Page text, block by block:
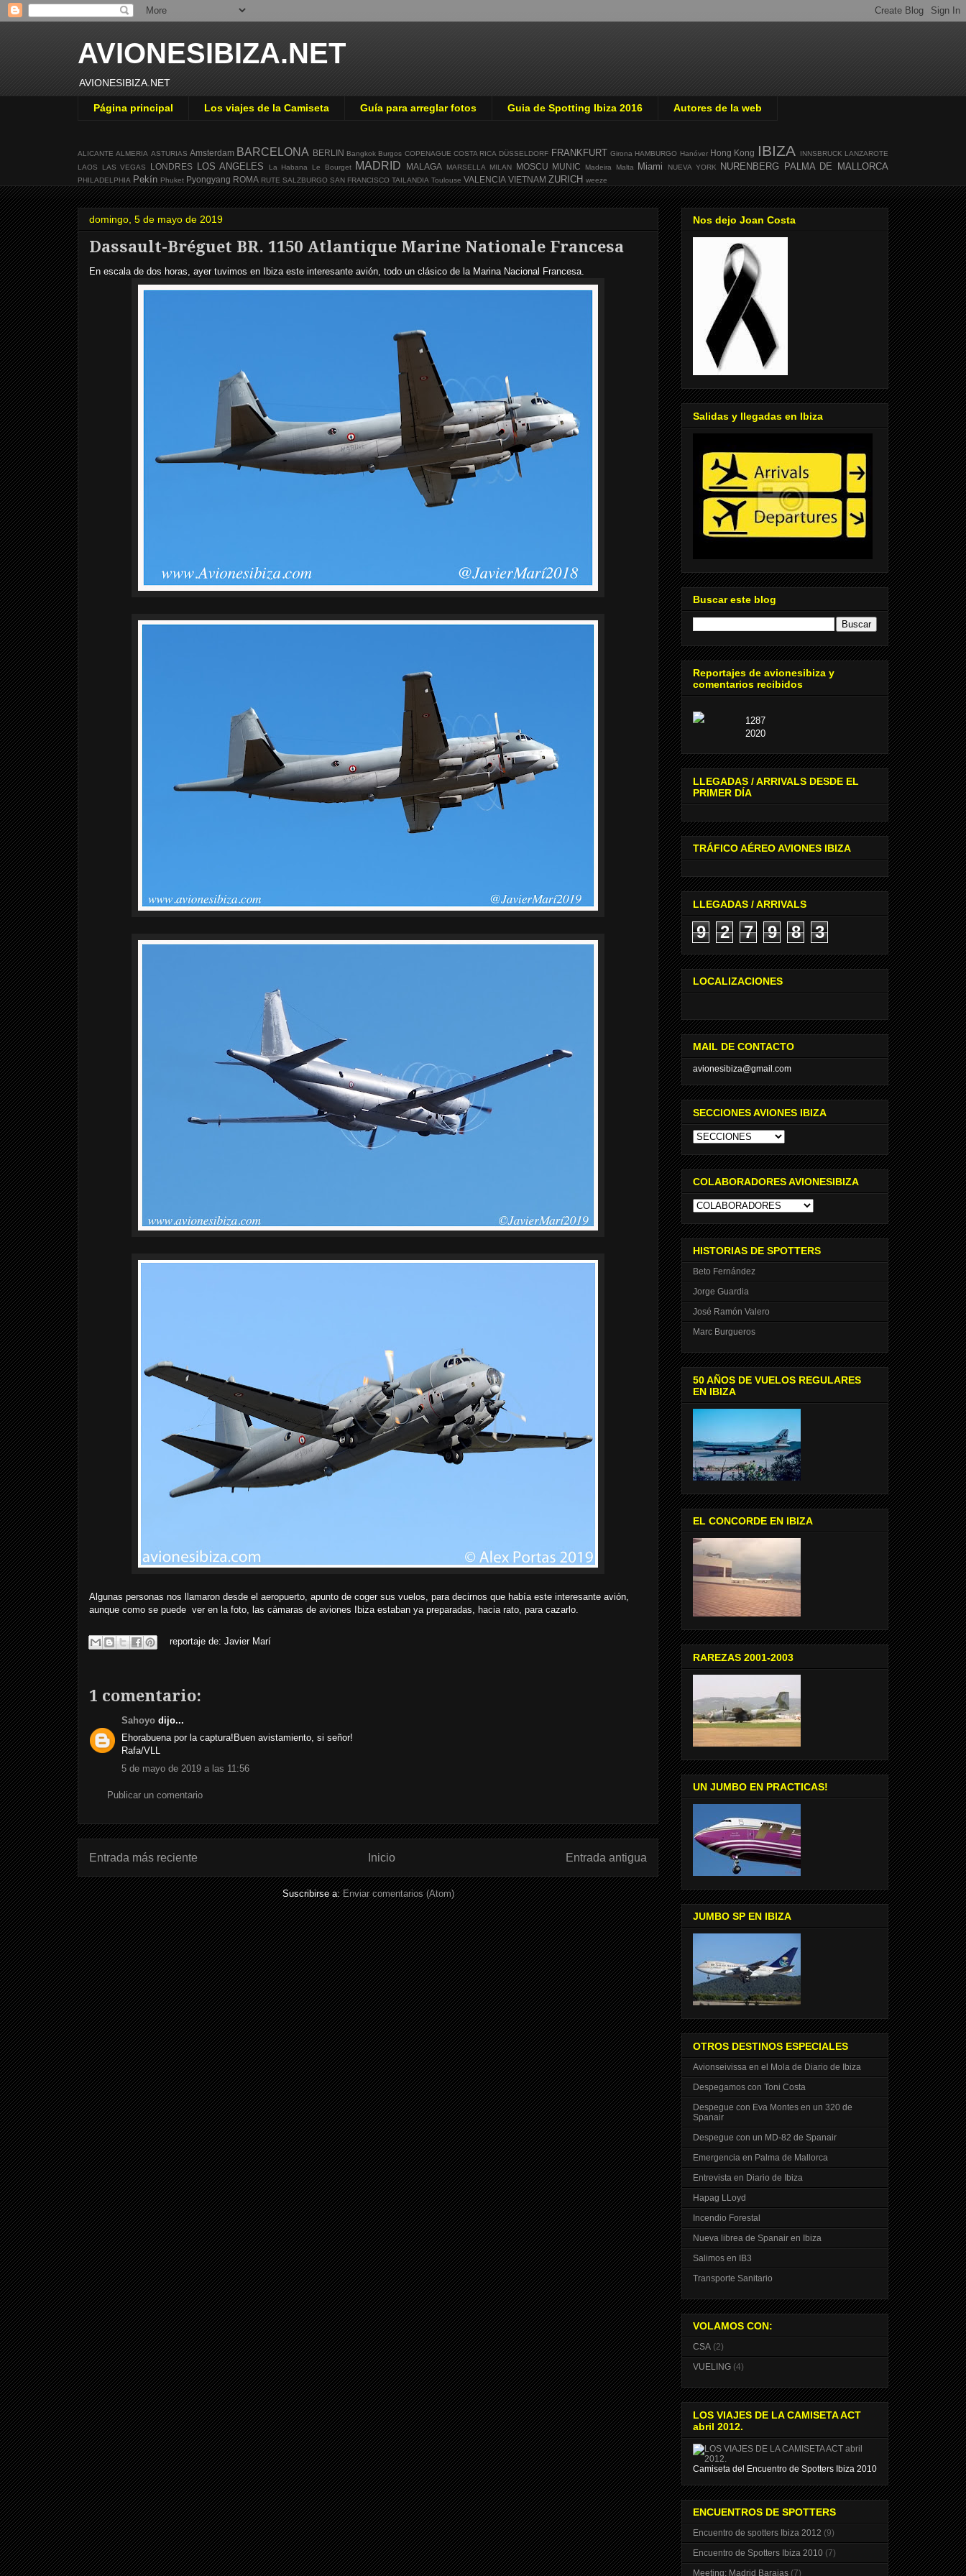
AVIONESIBIZA.NET
AVIONESIBIZA.NET
Página principal Los viajes de la Camiseta Guía para arreglar fotos Guia de Spotting Ibiza 2016 Autores de la web
ALICANTE ALMERIA ASTURIAS Amsterdam BARCELONA BERLIN Bangkok Burgos COPENAGUE COSTA RICA DÜSSELDORF FRANKFURT Girona HAMBURGO Hanóver Hong Kong IBIZA INNSBRUCK LANZAROTE
LAOS
LAS VEGAS LONDRES LOS ANGELES La Habana Le Bourget MADRID MALAGA MARSELLA MILAN MOSCU MUNIC Madeira Malta Miami NUEVA YORK NURENBERG PALMA DE MALLORCA
PHILADELPHIA Pekín Phuket Pyongyang ROMA RUTE SALZBURGO SAN FRANCISCO TAILANDIA Toulouse VALENCIA VIETNAM ZURICH weeze
domingo, 5 de mayo de 2019
Dassault-Bréguet BR. 1150 Atlantique Marine Nationale Francesa
En escala de dos horas, ayer tuvimos en Ibiza este interesante avión, todo un clásico de la Marina Nacional Francesa.
Algunas personas nos llamaron desde el aeropuerto, apunto de coger sus vuelos, para decirnos que había este interesante avión,
aunque como se puede ver en la foto, las cámaras de aviones Ibiza estaban ya preparadas, hacia rato, para cazarlo.
reportaje de: Javier Marí
1 comentario:
Sahoyo dijo...
Ehorabuena por la captura!Buen avistamiento, si señor!
Rafa/VLL
5 de mayo de 2019 a las 11:56
Publicar un comentario
Entrada más reciente Entrada antigua
Inicio
Suscribirse a:Enviar comentarios (Atom)
Nos dejo Joan Costa
Salidas y llegadas en Ibiza
Buscar este blog
Reportajes de avionesibiza y
comentarios recibidos
1287
2020
LLEGADAS / ARRIVALS DESDE EL
PRIMER DÍA
TRÁFICO AÉREO AVIONES IBIZA
LLEGADAS / ARRIVALS
9 2 7 9 8 3
LOCALIZACIONES
MAIL DE CONTACTO
avionesibiza@gmail.com
SECCIONES AVIONES IBIZA
COLABORADORES AVIONESIBIZA
HISTORIAS DE SPOTTERS
Beto Fernández
Jorge Guardia
José Ramón Valero
Marc Burgueros
50 AÑOS DE VUELOS REGULARES
EN IBIZA
EL CONCORDE EN IBIZA
RAREZAS 2001-2003
UN JUMBO EN PRACTICAS!
JUMBO SP EN IBIZA
OTROS DESTINOS ESPECIALES
Avionseivissa en el Mola de Diario de Ibiza
Despegamos con Toni Costa
Despegue con Eva Montes en un 320 de
Spanair
Despegue con un MD-82 de Spanair
Emergencia en Palma de Mallorca
Entrevista en Diario de Ibiza
Hapag LLoyd
Incendio Forestal
Nueva librea de Spanair en Ibiza
Salimos en IB3
Transporte Sanitario
VOLAMOS CON:
CSA (2)
VUELING (4)
LOS VIAJES DE LA CAMISETA ACT
abril 2012.
Camiseta del Encuentro de Spotters Ibiza 2010
ENCUENTROS DE SPOTTERS
Encuentro de spotters Ibiza 2012 (9)
Encuentro de Spotters Ibiza 2010 (7)
Meeting: Madrid Barajas (7)